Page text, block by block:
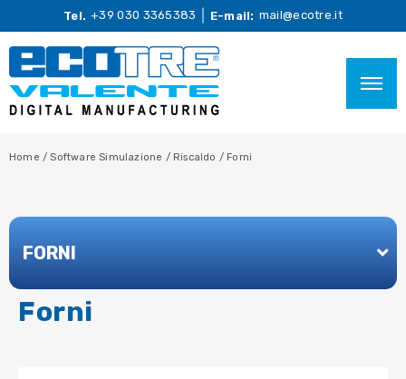
Tel. +39 030 3365383 E-mail: mail@ecotre.it
Home /Software Simulazione / Riscaldo / Forni
FORNI
Forni